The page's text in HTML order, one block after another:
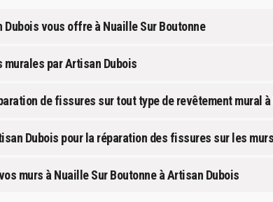
vous offre à Nuaille Sur Boutonne
par Artisan Dubois
de fissures sur tout type de revêtement mural
Dubois pour la réparation des fissures sur les
murs à Nuaille Sur Boutonne à Artisan Dubois